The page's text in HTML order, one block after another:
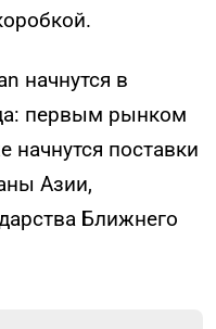
начнутся в
первым рынком
начнутся поставки
Азии,
Ближнего